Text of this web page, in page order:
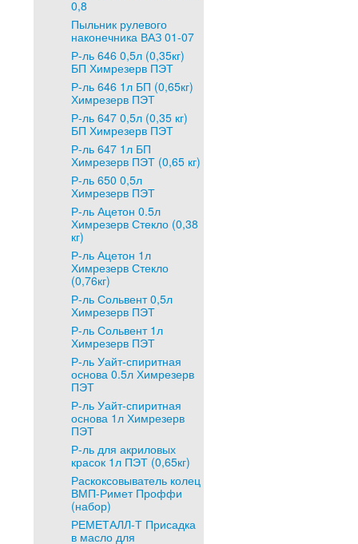
0,8
Пыльник рулевого
наконечника ВАЗ 01-07
Р-ль 646 0,5л (0,35кг)
БП Химрезерв ПЭТ
Р-ль 646 1л БП (0,65кг)
Химрезерв ПЭТ
Р-ль 647 0,5л (0,35 кг)
БП Химрезерв ПЭТ
Р-ль 647 1л БП
Химрезерв ПЭТ (0,65 кг)
Р-ль 650 0,5л
Химрезерв ПЭТ
Р-ль Ацетон 0.5л
Химрезерв Стекло (0,38
кг)
Р-ль Ацетон 1л
Химрезерв Стекло
(0,76кг)
Р-ль Сольвент 0,5л
Химрезерв ПЭТ
Р-ль Сольвент 1л
Химрезерв ПЭТ
Р-ль Уайт-спиритная
основа 0.5л Химрезерв
ПЭТ
Р-ль Уайт-спиритная
основа 1л Химрезерв
ПЭТ
Р-ль для акриловых
красок 1л ПЭТ (0,65кг)
Раскоксовыватель колец
ВМП-Римет Проффи
(набор)
РЕМЕТАЛЛ-Т Присадка
в масло для